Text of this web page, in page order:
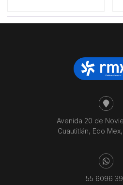
Avenida 20 de
Cuautitlán, Edo
55 6096